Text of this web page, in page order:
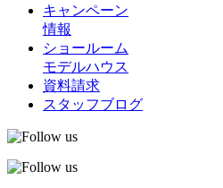
キャンペーン
情報
ショールーム
モデルハウス
資料請求
スタッフブログ